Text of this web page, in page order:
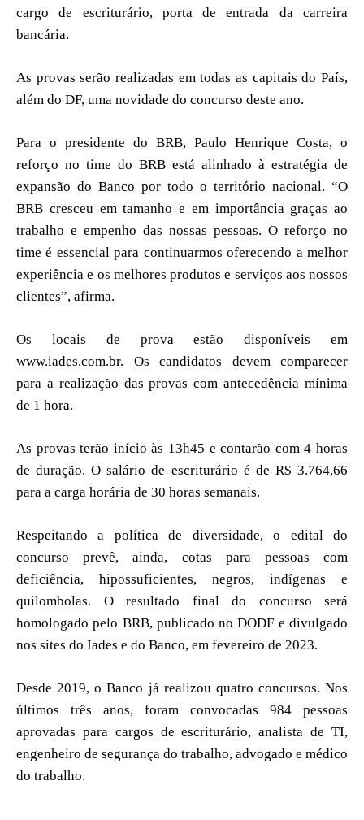
cargo de escriturário, porta de entrada da carreira
bancária.
As provas serão realizadas em todas as capitais do País,
além do DF, uma novidade do concurso deste ano.
Para o presidente do BRB, Paulo Henrique Costa, o
reforço no time do BRB está alinhado à estratégia de
expansão do Banco por todo o território nacional. “O
BRB cresceu em tamanho e em importância graças ao
trabalho e empenho das nossas pessoas. O reforço no
time é essencial para continuarmos oferecendo a melhor
experiência e os melhores produtos e serviços aos nossos
clientes”, afirma.
Os locais de prova estão disponíveis em
www.iades.com.br. Os candidatos devem comparecer
para a realização das provas com antecedência mínima
de 1 hora.
As provas terão início às 13h45 e contarão com 4 horas
de duração. O salário de escriturário é de R$ 3.764,66
para a carga horária de 30 horas semanais.
Respeitando a política de diversidade, o edital do
concurso prevê, ainda, cotas para pessoas com
deficiência, hipossuficientes, negros, indígenas e
quilombolas. O resultado final do concurso será
homologado pelo BRB, publicado no DODF e divulgado
nos sites do Iades e do Banco, em fevereiro de 2023.
Desde 2019, o Banco já realizou quatro concursos. Nos
últimos três anos, foram convocadas 984 pessoas
aprovadas para cargos de escriturário, analista de TI,
engenheiro de segurança do trabalho, advogado e médico
do trabalho.